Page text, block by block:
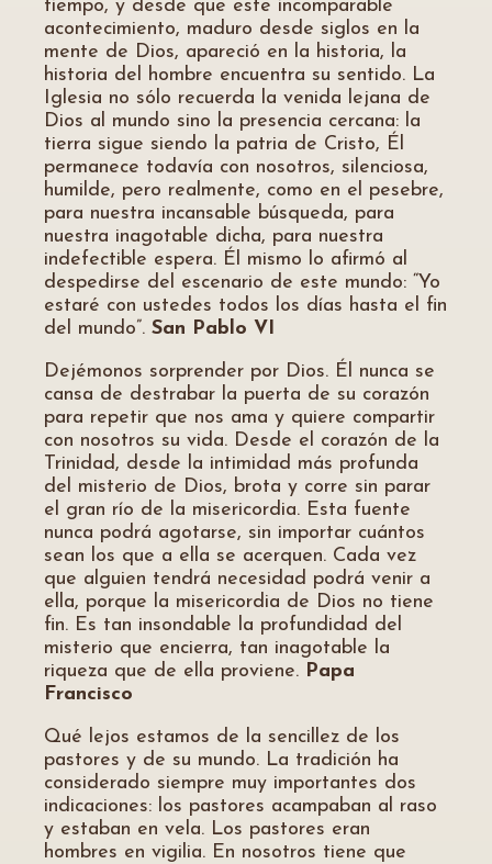
tiempo, y desde que este incomparable
acontecimiento, maduro desde siglos en la
mente de Dios, apareció en la historia, la
historia del hombre encuentra su sentido. La
Iglesia no sólo recuerda la venida lejana de
Dios al mundo sino la presencia cercana: la
tierra sigue siendo la patria de Cristo, Él
permanece todavía con nosotros, silenciosa,
humilde, pero realmente, como en el pesebre,
para nuestra incansable búsqueda, para
nuestra inagotable dicha, para nuestra
indefectible espera. Él mismo lo afirmó al
despedirse del escenario de este mundo: “Yo
estaré con ustedes todos los días hasta el fin
del mundo”. San Pablo VI
Dejémonos sorprender por Dios. Él nunca se
cansa de destrabar la puerta de su corazón
para repetir que nos ama y quiere compartir
con nosotros su vida. Desde el corazón de la
Trinidad, desde la intimidad más profunda
del misterio de Dios, brota y corre sin parar
el gran río de la misericordia. Esta fuente
nunca podrá agotarse, sin importar cuántos
sean los que a ella se acerquen. Cada vez
que alguien tendrá necesidad podrá venir a
ella, porque la misericordia de Dios no tiene
fin. Es tan insondable la profundidad del
misterio que encierra, tan inagotable la
riqueza que de ella proviene. Papa
Francisco
Qué lejos estamos de la sencillez de los
pastores y de su mundo. La tradición ha
considerado siempre muy importantes dos
indicaciones: los pastores acampaban al raso
y estaban en vela. Los pastores eran
hombres en vigilia. En nosotros tiene que